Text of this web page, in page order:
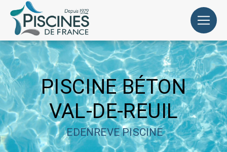
PISCINE BÉTON
VAL-DE-REUIL
EDENREVE PISCINE
Panneau de gestion des cookies